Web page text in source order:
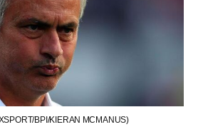
BPI/KIERAN MCMANUS)